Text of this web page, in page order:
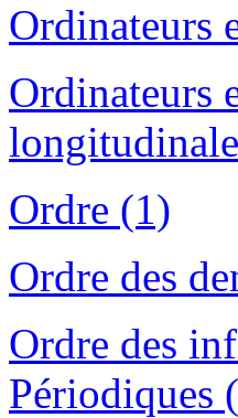
Ordinateurs
Ordinateurs
Ordre (1)
Ordre des
Ordre des
Périodiques